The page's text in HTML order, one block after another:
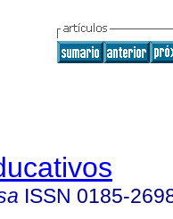
ISSN 0185-